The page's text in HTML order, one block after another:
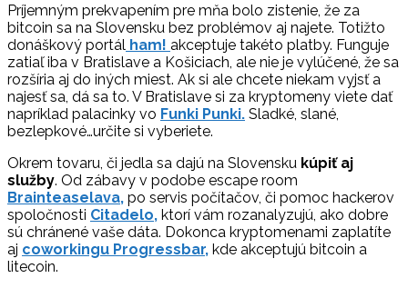
Príjemným prekvapením pre mňa bolo zistenie, že za
bitcoin sa na Slovensku bez problémov aj najete. Totižto
donáškový portál ham! akceptuje takéto platby. Funguje
zatiaľ iba v Bratislave a Košiciach, ale nie je vylúčené, že sa
rozšíria aj do iných miest. Ak si ale chcete niekam vyjsť a
najesť sa, dá sa to. V Bratislave si za kryptomeny viete dať
napríklad palacinky vo Funki Punki. Sladké, slané,
bezlepkové…určite si vyberiete.
Okrem tovaru, či jedla sa dajú na Slovensku kúpiť aj
služby. Od zábavy v podobe escape room
Brainteaselava, po servis počítačov, či pomoc hackerov
spoločnosti Citadelo, ktorí vám rozanalyzujú, ako dobre
sú chránené vaše dáta. Dokonca kryptomenami zaplatíte
aj coworkingu Progressbar, kde akceptujú bitcoin a
litecoin.